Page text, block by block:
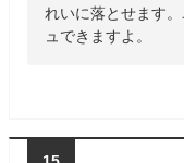
れいに落とせます
ュできますよ。